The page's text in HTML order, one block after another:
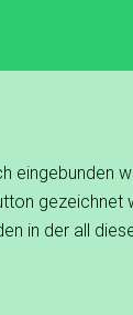
eingebunden
gezeichnet
in der all